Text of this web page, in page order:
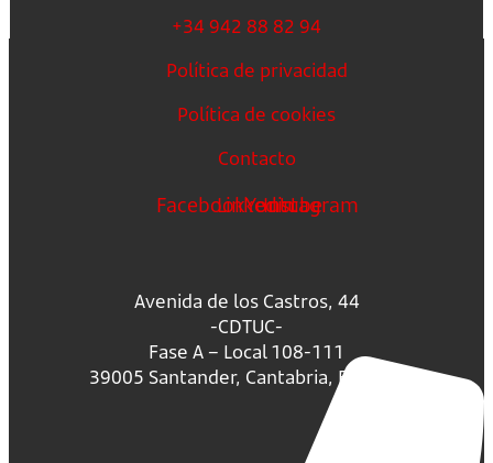
+34 942 88 82 94
Política de privacidad
Política de cookies
Contacto
FacebookLinkedin
Youtube
Instagram
Avenida de los Castros, 44
-CDTUC-
Fase A – Local 108-111
39005 Santander, Cantabria, España.